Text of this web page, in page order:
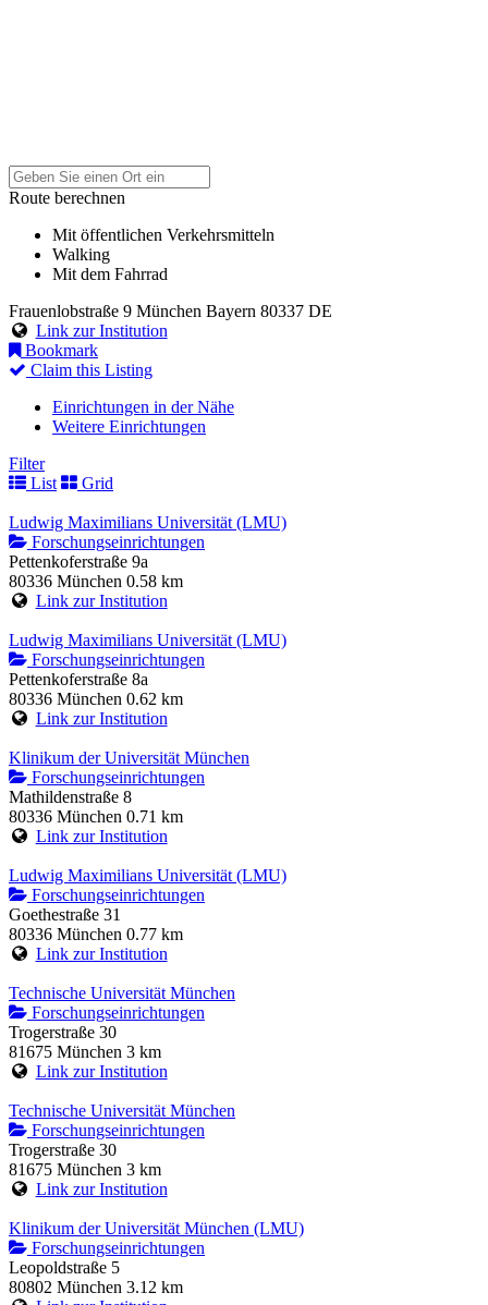
Route berechnen
Mit öffentlichen Verkehrsmitteln
Walking
Mit dem Fahrrad
Frauenlobstraße 9 München Bayern 80337 DE
Link zur Institution
Bookmark
Claim this Listing
Einrichtungen in der Nähe
Weitere Einrichtungen
Filter
List
Grid
Ludwig Maximilians Universität (LMU)
Forschungseinrichtungen
Pettenkoferstraße 9a
80336 München 0.58 km
Link zur Institution
Ludwig Maximilians Universität (LMU)
Forschungseinrichtungen
Pettenkoferstraße 8a
80336 München 0.62 km
Link zur Institution
Klinikum der Universität München
Forschungseinrichtungen
Mathildenstraße 8
80336 München 0.71 km
Link zur Institution
Ludwig Maximilians Universität (LMU)
Forschungseinrichtungen
Goethestraße 31
80336 München 0.77 km
Link zur Institution
Technische Universität München
Forschungseinrichtungen
Trogerstraße 30
81675 München 3 km
Link zur Institution
Technische Universität München
Forschungseinrichtungen
Trogerstraße 30
81675 München 3 km
Link zur Institution
Klinikum der Universität München (LMU)
Forschungseinrichtungen
Leopoldstraße 5
80802 München 3.12 km